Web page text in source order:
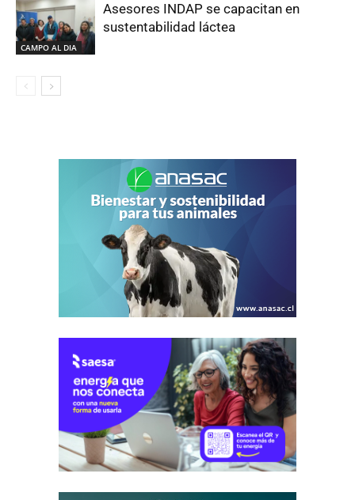
CAMPO AL DIA
Asesores INDAP se capacitan en
sustentabilidad láctea